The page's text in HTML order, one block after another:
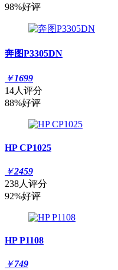
98%好评
奔图P3305DN
￥1699
14人评分
88%好评
HP CP1025
￥2459
238人评分
92%好评
HP P1108
￥749